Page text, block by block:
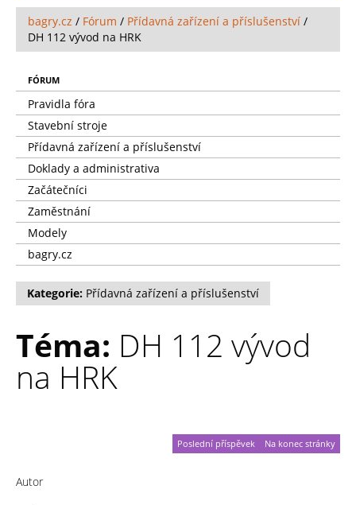
bagry.cz / Fórum / Přídavná zařízení a příslušenství /
DH 112 vývod na HRK
FÓRUM
Pravidla fóra
Stavební stroje
Přídavná zařízení a příslušenství
Doklady a administrativa
Začátečníci
Zaměstnání
Modely
bagry.cz
Kategorie: Přídavná zařízení a příslušenství
Téma: DH 112 vývod
na HRK
Na konec stránky
Poslední příspěvek
Autor